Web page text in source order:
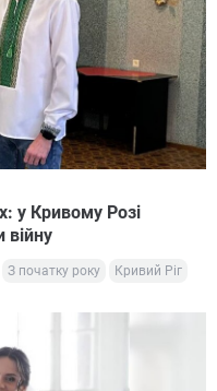
у Кривому Розі
війну
З початку року Кривий Ріг